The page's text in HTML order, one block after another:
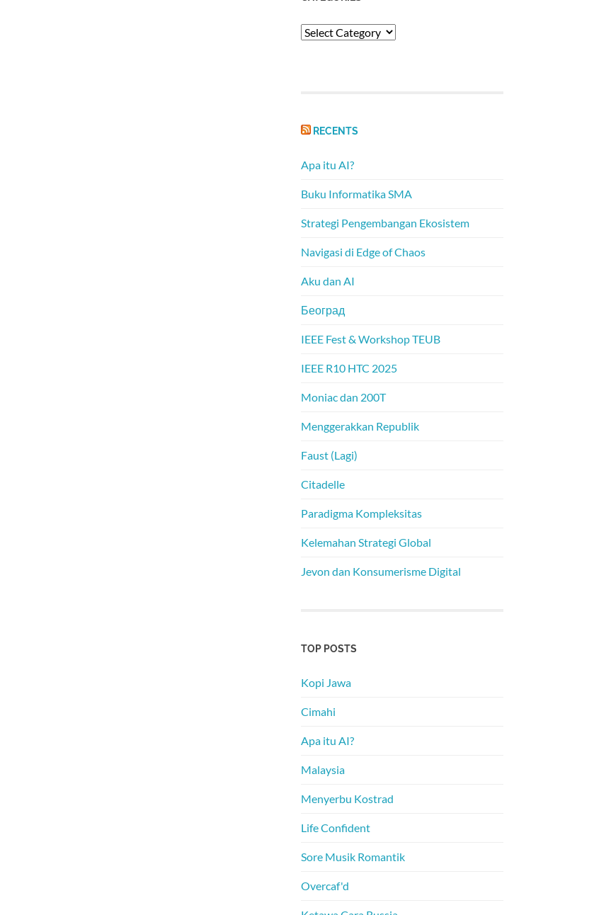
Categories
RECENTS
Apa itu AI?
Buku Informatika SMA
Strategi Pengembangan Ekosistem
Navigasi di Edge of Chaos
Aku dan AI
Београд
IEEE Fest & Workshop TEUB
IEEE R10 HTC 2025
Moniac dan 200T
Menggerakkan Republik
Faust (Lagi)
Citadelle
Paradigma Kompleksitas
Kelemahan Strategi Global
Jevon dan Konsumerisme Digital
TOP POSTS
Kopi Jawa
Cimahi
Apa itu AI?
Malaysia
Menyerbu Kostrad
Life Confident
Sore Musik Romantik
Overcaf'd